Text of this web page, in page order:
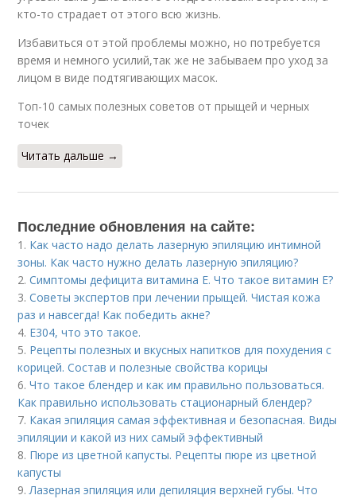
кто-то страдает от этого всю жизнь.
Избавиться от этой проблемы можно, но потребуется
время и немного усилий,так же не забываем про уход за
лицом в виде подтягивающих масок.
Топ-10 самых полезных советов от прыщей и черных
точек
Читать дальше →
Последние обновления на сайте:
1. Как часто надо делать лазерную эпиляцию интимной
зоны. Как часто нужно делать лазерную эпиляцию?
2.Симптомы дефицита витамина E. Что такое витамин Е?
3.Советы экспертов при лечении прыщей. Чистая кожа
раз и навсегда! Как победить акне?
4. Е304, что это такое.
5. Рецепты полезных и вкусных напитков для похудения с
корицей. Состав и полезные свойства корицы
6.Что такое блендер и как им правильно пользоваться.
Как правильно использовать стационарный блендер?
7. Какая эпиляция самая эффективная и безопасная. Виды
эпиляции и какой из них самый эффективный
8. Пюре из цветной капусты. Рецепты пюре из цветной
капусты
9.Лазерная эпиляция или депиляция верхней губы. Что